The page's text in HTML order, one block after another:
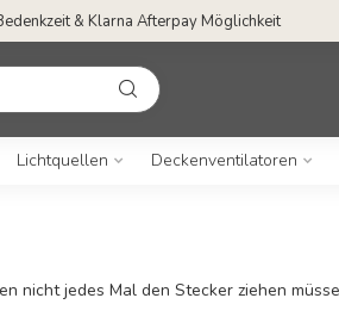
& Klarna Afterpay Möglichkeit
Lichtquellen Deckenventilatoren
nicht jedes Mal den Stecker ziehen